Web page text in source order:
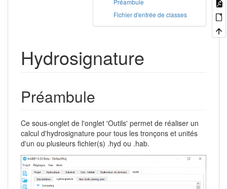
Fichier d'entrée de classes
Hydrosignature
Préambule
Ce sous-onglet de l'onglet 'Outils' permet de réaliser un
calcul d'hydrosignature pour tous les tronçons et unités
d'un ou plusieurs fichier(s) .hyd ou .hab.